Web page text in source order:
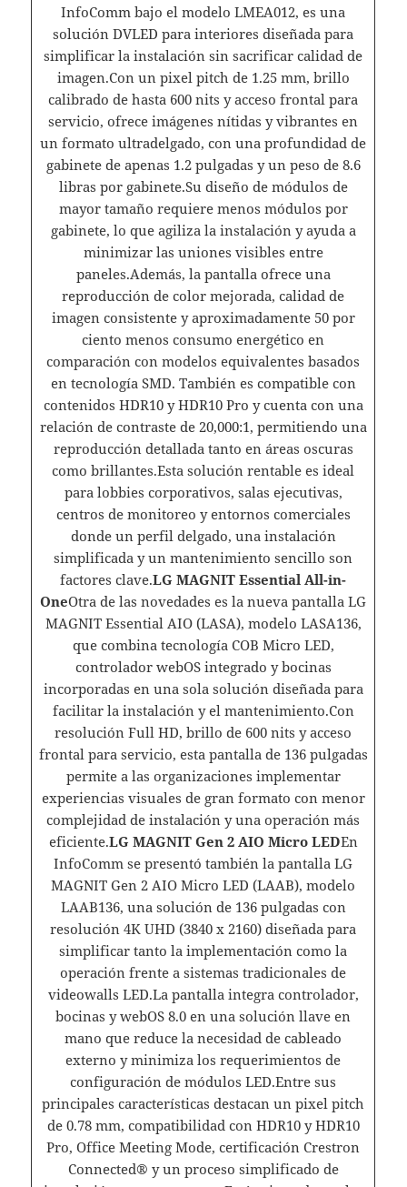
InfoComm bajo el modelo LMEA012, es una
solución DVLED para interiores diseñada para
simplificar la instalación sin sacrificar calidad de
imagen.Con un pixel pitch de 1.25 mm, brillo
calibrado de hasta 600 nits y acceso frontal para
servicio, ofrece imágenes nítidas y vibrantes en
un formato ultradelgado, con una profundidad de
gabinete de apenas 1.2 pulgadas y un peso de 8.6
libras por gabinete.Su diseño de módulos de
mayor tamaño requiere menos módulos por
gabinete, lo que agiliza la instalación y ayuda a
minimizar las uniones visibles entre
paneles.Además, la pantalla ofrece una
reproducción de color mejorada, calidad de
imagen consistente y aproximadamente 50 por
ciento menos consumo energético en
comparación con modelos equivalentes basados
en tecnología SMD. También es compatible con
contenidos HDR10 y HDR10 Pro y cuenta con una
relación de contraste de 20,000:1, permitiendo una
reproducción detallada tanto en áreas oscuras
como brillantes.Esta solución rentable es ideal
para lobbies corporativos, salas ejecutivas,
centros de monitoreo y entornos comerciales
donde un perfil delgado, una instalación
simplificada y un mantenimiento sencillo son
factores clave.LG MAGNIT Essential All-in-
OneOtra de las novedades es la nueva pantalla LG
MAGNIT Essential AIO (LASA), modelo LASA136,
que combina tecnología COB Micro LED,
controlador webOS integrado y bocinas
incorporadas en una sola solución diseñada para
facilitar la instalación y el mantenimiento.Con
resolución Full HD, brillo de 600 nits y acceso
frontal para servicio, esta pantalla de 136 pulgadas
permite a las organizaciones implementar
experiencias visuales de gran formato con menor
complejidad de instalación y una operación más
eficiente.LG MAGNIT Gen 2 AIO Micro LEDEn
InfoComm se presentó también la pantalla LG
MAGNIT Gen 2 AIO Micro LED (LAAB), modelo
LAAB136, una solución de 136 pulgadas con
resolución 4K UHD (3840 x 2160) diseñada para
simplificar tanto la implementación como la
operación frente a sistemas tradicionales de
videowalls LED.La pantalla integra controlador,
bocinas y webOS 8.0 en una solución llave en
mano que reduce la necesidad de cableado
externo y minimiza los requerimientos de
configuración de módulos LED.Entre sus
principales características destacan un pixel pitch
de 0.78 mm, compatibilidad con HDR10 y HDR10
Pro, Office Meeting Mode, certificación Crestron
Connected® y un proceso simplificado de